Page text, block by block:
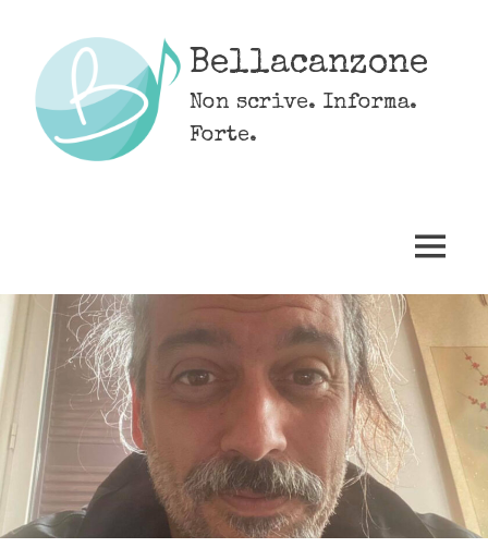
content
Bellacanzone
Non scrive. Informa.
Forte.
MENU